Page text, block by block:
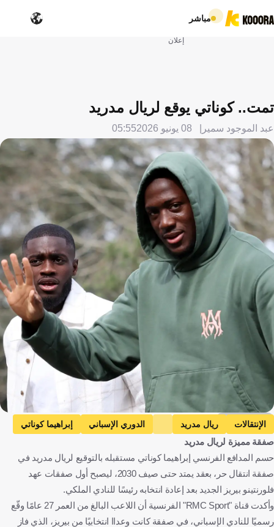
مباشر
إعلان
تمت.. كوناتي يوقع لريال مدريد
عبد الموجود سمير 08 يونيو 2026 05:55
Getty Images
الإنتقالات ريال مدريد الدوري الإسباني
إبراهيما كوناتي
إسبانيا
فرنسا كرة قدمصفقة مميزة لريال مدريد
حسم المدافع الفرنسي إبراهيما كوناتي مستقبله بالتوقيع لريال مدريد في
صفقة انتقال حر، بعقد يمتد حتى صيف 2030، ليصبح أول صفقات عهد
فلورنتينو بيريز الجديد بعد إعادة انتخابه رئيسًا للنادي الملكي.
وأكدت قناة "RMC Sport" الفرنسية أن اللاعب البالغ من العمر 27 عامًا وقّع
رسميًا للنادي الإسباني، في صفقة كانت وعداا انتخابيًا من بيريز، الذي فاز